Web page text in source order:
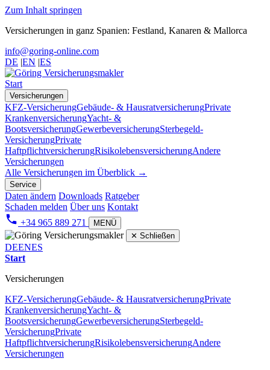
Zum Inhalt springen
Versicherungen in ganz Spanien: Festland, Kanaren & Mallorca
info@goring-online.com
DE |EN |ES
Start
Versicherungen
KFZ-VersicherungGebäude- & HausratversicherungPrivate
KrankenversicherungYacht- &
BootsversicherungGewerbeversicherungSterbegeld-
VersicherungPrivate
HaftpflichtversicherungRisikolebensversicherungAndere
Versicherungen
Alle Versicherungen im Überblick →
Service
Daten ändern Downloads Ratgeber
Schaden melden Über uns Kontakt
+34 965 889 271
MENÜ
✕ Schließen
DEENES
Start
Versicherungen
KFZ-VersicherungGebäude- & HausratversicherungPrivate
KrankenversicherungYacht- &
BootsversicherungGewerbeversicherungSterbegeld-
VersicherungPrivate
HaftpflichtversicherungRisikolebensversicherungAndere
Versicherungen